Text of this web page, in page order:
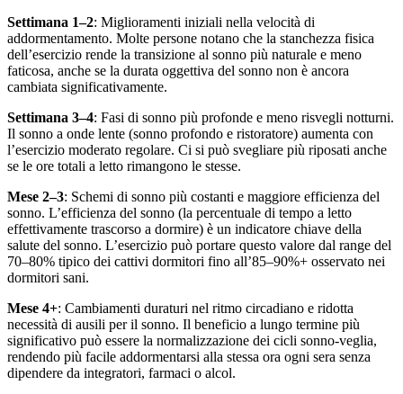
Settimana 1–2: Miglioramenti iniziali nella velocità di
addormentamento. Molte persone notano che la stanchezza fisica
dell’esercizio rende la transizione al sonno più naturale e meno
faticosa, anche se la durata oggettiva del sonno non è ancora
cambiata significativamente.
Settimana 3–4: Fasi di sonno più profonde e meno risvegli notturni.
Il sonno a onde lente (sonno profondo e ristoratore) aumenta con
l’esercizio moderato regolare. Ci si può svegliare più riposati anche
se le ore totali a letto rimangono le stesse.
Mese 2–3: Schemi di sonno più costanti e maggiore efficienza del
sonno. L’efficienza del sonno (la percentuale di tempo a letto
effettivamente trascorso a dormire) è un indicatore chiave della
salute del sonno. L’esercizio può portare questo valore dal range del
70–80% tipico dei cattivi dormitori fino all’85–90%+ osservato nei
dormitori sani.
Mese 4+: Cambiamenti duraturi nel ritmo circadiano e ridotta
necessità di ausili per il sonno. Il beneficio a lungo termine più
significativo può essere la normalizzazione dei cicli sonno-veglia,
rendendo più facile addormentarsi alla stessa ora ogni sera senza
dipendere da integratori, farmaci o alcol.